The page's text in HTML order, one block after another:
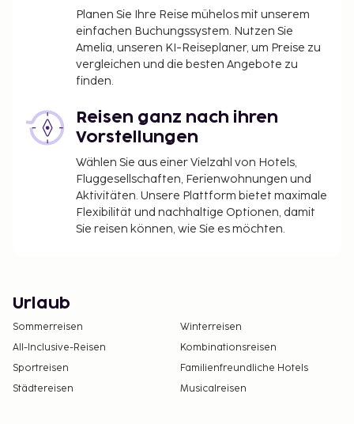
Planen Sie Ihre Reise mühelos mit unserem
einfachen Buchungssystem. Nutzen Sie
Amelia, unseren KI-Reiseplaner, um Preise zu
vergleichen und die besten Angebote zu
finden.
Reisen ganz nach ihren
Vorstellungen
Wählen Sie aus einer Vielzahl von Hotels,
Fluggesellschaften, Ferienwohnungen und
Aktivitäten. Unsere Plattform bietet maximale
Flexibilität und nachhaltige Optionen, damit
Sie reisen können, wie Sie es möchten.
Urlaub
Sommerreisen
Winterreisen
All-Inclusive-Reisen
Kombinationsreisen
Sportreisen
Familienfreundliche Hotels
Städtereisen
Musicalreisen